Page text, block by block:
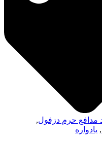
مدافع حرم دزفول,
, یادواره